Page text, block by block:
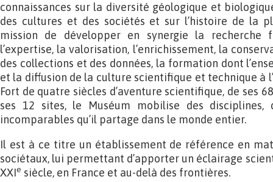
connaissances sur la diversité géologique et
des cultures et des sociétés et sur l’histoire de la
mission de développer en synergie la recherche
l’expertise, la valorisation, l’enrichissement, la
des collections et des données, la formation dont
et la diffusion de la culture scientifique et technique à
Fort de quatre siècles d’aventure scientifique, de ses
ses 12 sites, le Muséum mobilise des
incomparables qu’il partage dans le monde entier.
Il est à ce titre un établissement de référence en
sociétaux, lui permettant d’apporter un éclairage
XXIe siècle, en France et au-delà des frontières.